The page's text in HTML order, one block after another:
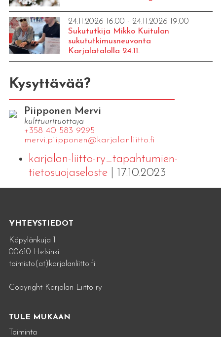
24.11.2026 16:00 - 24.11.2026 19:00
Sukututkija Mikko Kuitulan
sukututkimusneuvonta
Karjalatalolla 24.11.
Kysyttävää?
Piipponen Mervi
kulttuurituottaja
+358 40 583 9295
mervi.​piipponen@​kar​jala​nlii​tto.​fi
karjalan-liitto-ry_tapahtumien-
tietosuojaseloste| 17.10.2023
YHTEYSTIEDOT
Käpylänkuja 1
00610 Helsinki
toimisto(at)karjalanliitto.fi
Copyright Karjalan Liitto ry
TULE MUKAAN
Toiminta